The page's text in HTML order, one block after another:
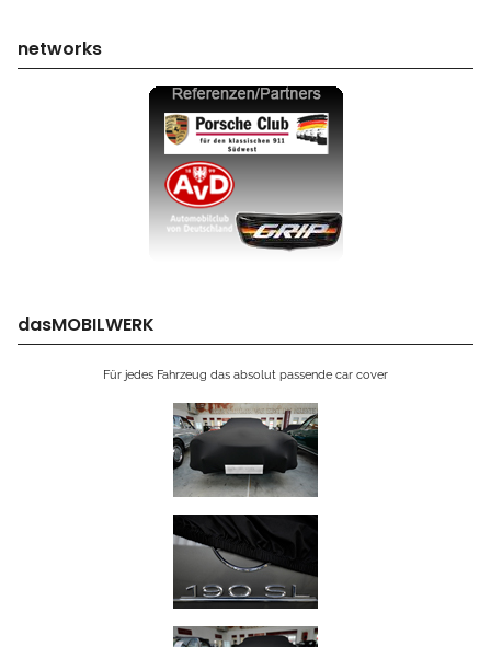
networks
dasMOBILWERK
Für jedes Fahrzeug das absolut passende car cover